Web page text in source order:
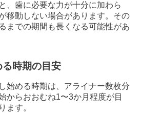
、歯に必要な力が十分に加わら
移動しない場合があります。その
までの期間も長くなる可能性があ
時期の目安
始める時期は、アライナー数枚分
からおおむね1〜3か月程度が目
ます。